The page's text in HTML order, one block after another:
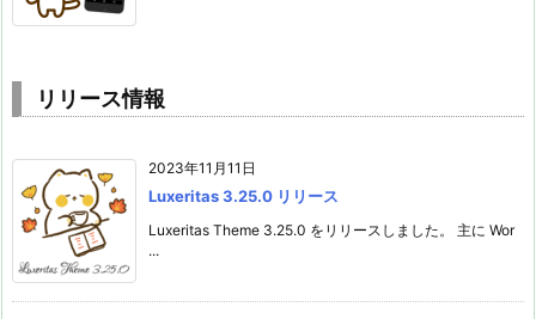
リリース情報
2023年11月11日
Luxeritas 3.25.0 リリース
Luxeritas Theme 3.25.0 をリリースしました。 主に Wor
...